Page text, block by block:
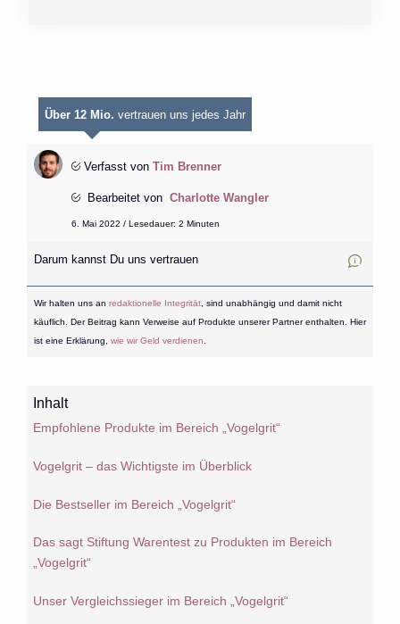
Über 12 Mio. vertrauen uns jedes Jahr
Verfasst von Tim Brenner
Bearbeitet von Charlotte Wangler
6. Mai 2022 / Lesedauer: 2 Minuten
Darum kannst Du uns vertrauen
Wir halten uns an redaktionelle Integrität, sind unabhängig und damit nicht
käuflich. Der Beitrag kann Verweise auf Produkte unserer Partner enthalten. Hier
ist eine Erklärung, wie wir Geld verdienen
Inhalt
Empfohlene Produkte im Bereich „Vogelgrit“
Vogelgrit – das Wichtigste im Überblick
Die Bestseller im Bereich „Vogelgrit“
Das sagt Stiftung Warentest zu Produkten im Bereich
„Vogelgrit“
Unser Vergleichssieger im Bereich „Vogelgrit“